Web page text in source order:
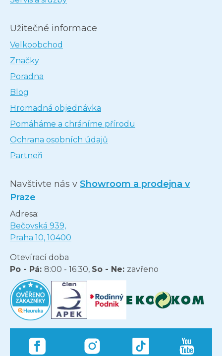
Užitečné informace
Velkoobchod
Značky
Poradna
Blog
Hromadná objednávka
Pomáháme a chráníme přírodu
Ochrana osobních údajů
Partneři
Navštivte nás v Showroom a prodejna v
Praze
Adresa:
Bečovská 939,
Praha 10, 10400
Otevírací doba
Po - Pá: 8:00 - 16:30, So - Ne: zavřeno